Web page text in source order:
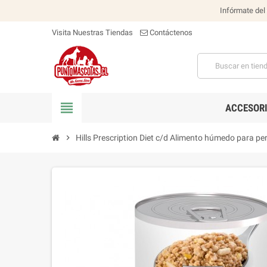
Infórmate del
Visita Nuestras Tiendas Contáctenos
view_headline
chevron_right Hills Prescription Diet c/d Alimento húmedo para